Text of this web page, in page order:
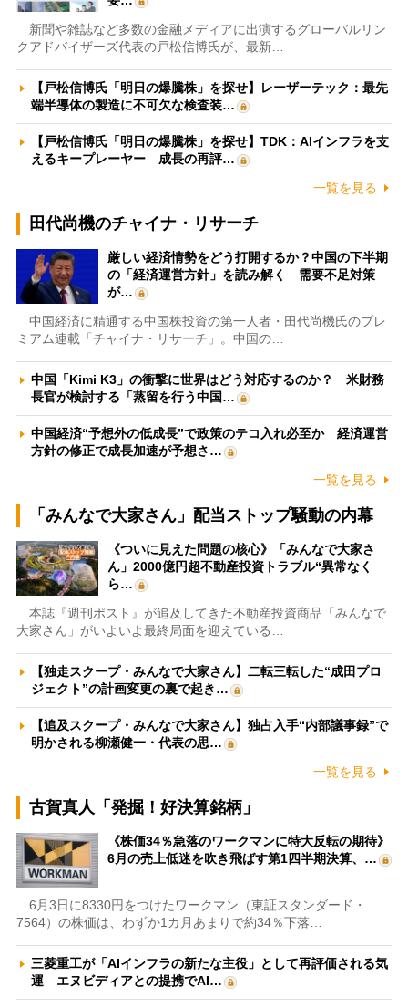
新聞や雑誌など多数の金融メディアに出演するグローバルリン
クアドバイザーズ代表の戸松信博氏が、最新…
【戸松信博氏「明日の爆騰株」を探せ】レーザーテック：最先
端半導体の製造に不可欠な検査装…
【戸松信博氏「明日の爆騰株」を探せ】TDK：AIインフラを支
えるキープレーヤー 成長の再評…
一覧を見る
田代尚機のチャイナ・リサーチ
厳しい経済情勢をどう打開するか？中国の下半期
の「経済運営方針」を読み解く 需要不足対策
が…
中国経済に精通する中国株投資の第一人者・田代尚機氏のプレ
ミアム連載「チャイナ・リサーチ」。中国の…
中国「Kimi K3」の衝撃に世界はどう対応するのか？ 米財務
長官が検討する「蒸留を行う中国…
中国経済“予想外の低成長”で政策のテコ入れ必至か 経済運営
方針の修正で成長加速が予想さ…
一覧を見る
「みんなで大家さん」配当ストップ騒動の内幕
《ついに見えた問題の核心》「みんなで大家さ
ん」2000億円超不動産投資トラブル“異常なく
ら…
本誌『週刊ポスト』が追及してきた不動産投資商品「みんなで
大家さん」がいよいよ最終局面を迎えている…
【独走スクープ・みんなで大家さん】二転三転した“成田プロ
ジェクト”の計画変更の裏で起き…
【追及スクープ・みんなで大家さん】独占入手“内部議事録”で
明かされる柳瀬健一・代表の思…
一覧を見る
古賀真人「発掘！好決算銘柄」
《株価34％急落のワークマンに特大反転の期待》
6月の売上低迷を吹き飛ばす第1四半期決算、…
6月3日に8330円をつけたワークマン（東証スタンダード・
7564）の株価は、わずか1カ月あまりで約34％下落…
三菱重工が「AIインフラの新たな主役」として再評価される気
運 エヌビディアとの提携でAI…